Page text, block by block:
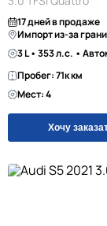
17 дней в продаже
Импорт из-за
3 L • 353 л.с. •
Пробег: 71к км
Мест: 4
Хочу